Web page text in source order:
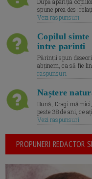
spune prea des:
Vezi raspunsuri
Copilul simte
intre parinti
Părinții spun
abținem, ca să fie
raspunsuri
Naștere
Bună, Dragi
peste 38 de ani, ce
Vezi raspunsuri
PROPUNERI REDACTOR